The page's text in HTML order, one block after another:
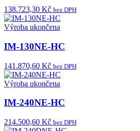
138.723,30 Kč bez DPH
Výroba ukončena
IM-130NE-HC
141.870,60 Kč bez DPH
Výroba ukončena
IM-240NE-HC
214.500,60 Kč bez DPH